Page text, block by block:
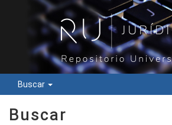
Buscar
Buscar